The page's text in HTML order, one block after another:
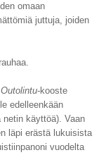
omaan
juttuja, joiden
Outolintu-kooste
edelleenkään
käyttöä). Vaan
läpi erästä lukuisista
vuodelta